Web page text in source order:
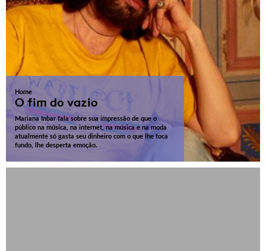
Home
O fim do vazio
Mariana Inbar fala sobre sua impressão de que o
público na música, na internet, na música e na moda
atualmente só gasta seu dinheiro com o que lhe toca
fundo, lhe desperta emoção.